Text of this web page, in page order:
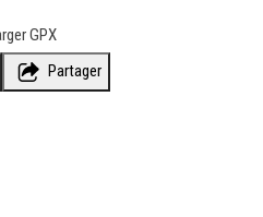
GPX
Partager